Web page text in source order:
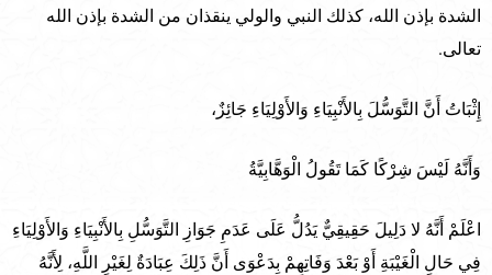
الشدة بإذن الله، كذلك النبي والولي ينقذان من الشدة بإذن الله
تعالى.
إِثْبَاتُ أَنَّ التَّوَسُّلَ بِالأَنْبِيَاءِ وَالأَوْلِيَاءِ جَائِزٌ،
وَأَنَّهُ لَيْسَ شِرْكًا كَمَا تَقُولُ الْوَهَّابِيَّةُ
اعْلَمْ أَنَّهُ لا دَلِيلَ حَقِيقِيٌّ يَدُلُّ عَلَى عَدَمِ جَوَازِ التَّوَسُّلِ بِالأَنْبِيَاءِ وَالأَوْلِيَاءِ
فِي حَالِ الْغَيْبَةِ أَوْ بَعْدَ وَفَاتِهِمْ بِدَعْوَى أَنَّ ذَلِكَ عِبَادَةٌ لِغَيْرِ اللَّهِ، لِأَنَّهُ